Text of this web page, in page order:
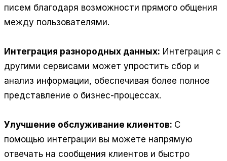
писем благодаря возможности прямого общения
между пользователями.
Интеграция разнородных данных: Интеграция с
другими сервисами может упростить сбор и
анализ информации, обеспечивая более полное
представление о бизнес-процессах.
Улучшение обслуживание клиентов: С
помощью интеграции вы можете напрямую
отвечать на сообщения клиентов и быстро